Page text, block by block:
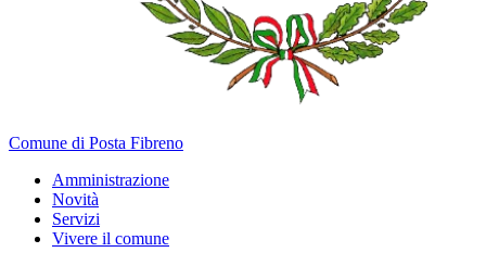
Comune di Posta Fibreno
Amministrazione
Novità
Servizi
Vivere il comune